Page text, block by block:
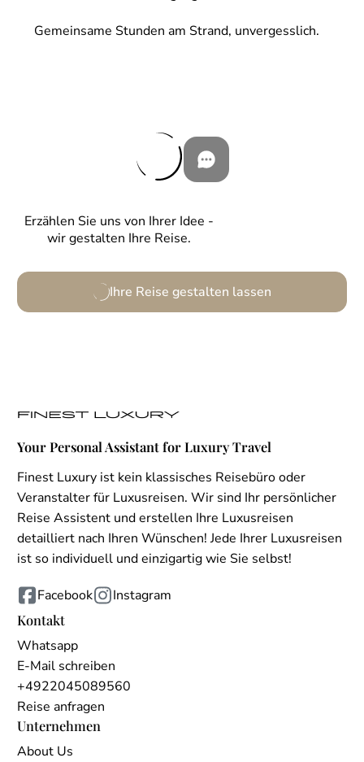
Erzählen Sie uns von Ihrer Idee -
wir gestalten Ihre Reise.
Ihre Reise gestalten lassen
Gemeinsame Stunden am Strand, unvergesslich.
Your Personal Assistant for Luxury Travel
Finest Luxury ist kein klassisches Reisebüro oder
Veranstalter für Luxusreisen. Wir sind Ihr persönlicher
Reise Assistent und erstellen Ihre Luxusreisen
detailliert nach Ihren Wünschen! Jede Ihrer Luxusreisen
ist so individuell und einzigartig wie Sie selbst!
Facebook
Instagram
Kontakt
Whatsapp
E-Mail schreiben
+4922045089560
Reise anfragen
Unternehmen
About Us